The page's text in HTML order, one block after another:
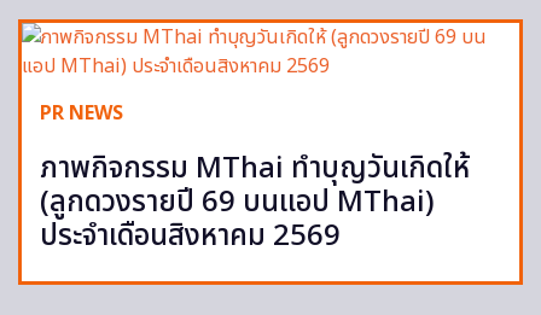
PR NEWS
ภาพกิจกรรม MThai ทำบุญวันเกิดให้
(ลูกดวงรายปี 69 บนแอป MThai)
ประจำเดือนสิงหาคม 2569